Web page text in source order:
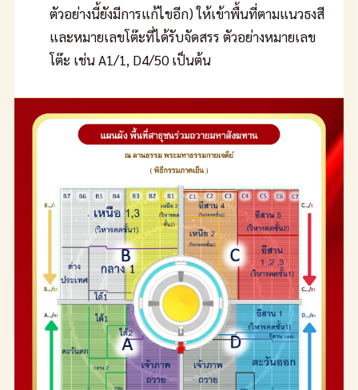
ตัวอย่างนี้ยังมีการแก้ไขอีก) ให้เข้าพื้นที่ตามแนวธงสี
และหมายเลขโต๊ะที่ได้รับจัดสรร ตัวอย่างหมายเลข
โต๊ะ เช่น A1/1, D4/50 เป็นต้น